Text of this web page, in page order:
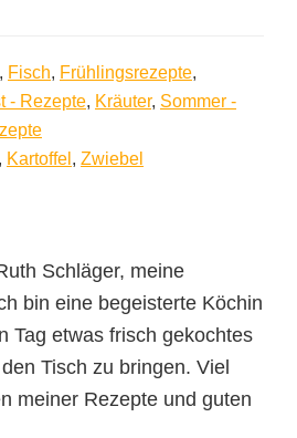
, Fisch, Frühlingsrezepte,
- Rezepte, Kräuter, Sommer -
, Kartoffel , Zwiebel
Schläger, meine
bin eine begeisterte Köchin
Tag etwas frisch gekochtes
Tisch zu bringen. Viel
meiner Rezepte und guten